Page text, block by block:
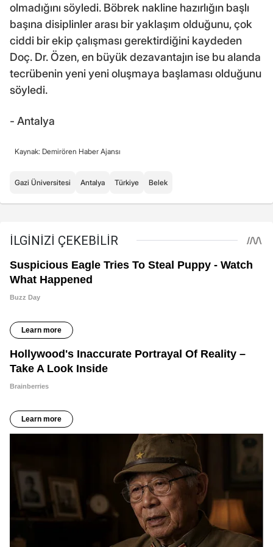
olmadığını söyledi. Böbrek nakline hazırlığın başlı
başına disiplinler arası bir yaklaşım olduğunu, çok
ciddi bir ekip çalışması gerektirdiğini kaydeden
Doç. Dr. Özen, en büyük dezavantajın ise bu alanda
tecrübenin yeni yeni oluşmaya başlaması olduğunu
söyledi.
- Antalya
Kaynak: Demirören Haber Ajansı
Gazi Üniversitesi Antalya Türkiye Belek